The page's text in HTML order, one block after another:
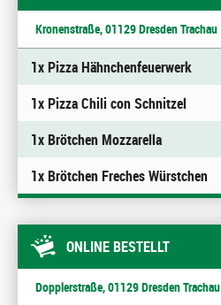
Kronenstraße, 01129 Dresden Trachau
1x Pizza Hähnchenfeuerwerk
1x Pizza Chili con Schnitzel
1x Brötchen Mozzarella
1x Brötchen Freches Würstchen
ONLINE BESTELLT
Dopplerstraße, 01129 Dresden Trachau